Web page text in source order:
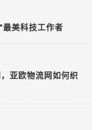
最美科技工作者
亚欧物流网如何织